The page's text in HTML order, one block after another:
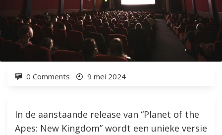
0 Comments 9 mei 2024
In de aanstaande release van “Planet of the
Apes: New Kingdom” wordt een unieke versie